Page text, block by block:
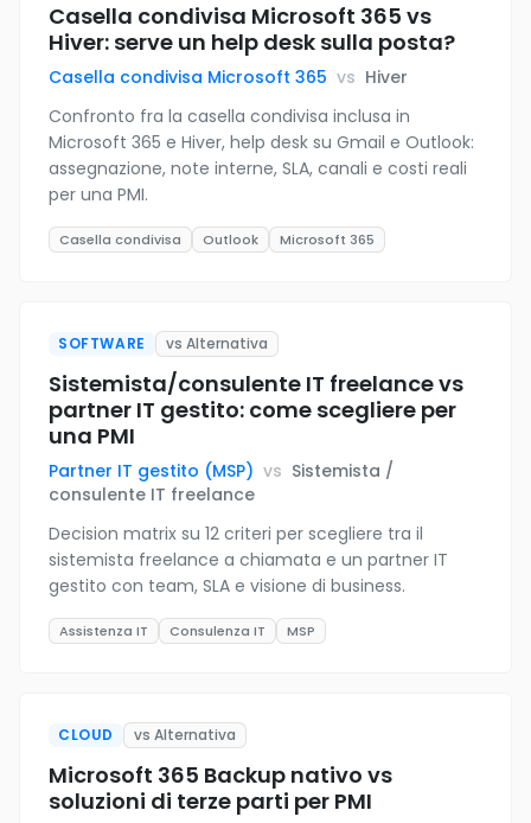
Casella condivisa Microsoft 365 vs
Hiver: serve un help desk sulla posta?
Casella condivisa Microsoft 365 vs Hiver
Confronto fra la casella condivisa inclusa in
Microsoft 365 e Hiver, help desk su Gmail e Outlook:
assegnazione, note interne, SLA, canali e costi reali
per una PMI.
Casella condivisa Outlook Microsoft 365
SOFTWARE vs Alternativa
Sistemista/consulente IT freelance vs
partner IT gestito: come scegliere per
una PMI
Partner IT gestito (MSP) vs Sistemista /
consulente IT freelance
Decision matrix su 12 criteri per scegliere tra il
sistemista freelance a chiamata e un partner IT
gestito con team, SLA e visione di business.
Assistenza IT Consulenza IT MSP
CLOUD vs Alternativa
Microsoft 365 Backup nativo vs
soluzioni di terze parti per PMI